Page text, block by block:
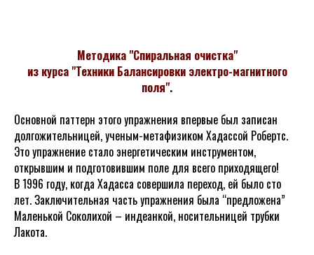
Методика "Спиральная очистка"
из курса "Техники Балансировки электро-магнитного
поля".
Основной паттерн этого упражнения впервые был записан
долгожительницей, ученым-метафизиком Хадассой Робертс.
Это упражнение стало энергетическим инструментом,
открывшим и подготовившим поле для всего приходящего!
В 1996 году, когда Хадасса совершила переход, ей было сто
лет. Заключительная часть упражнения была “предложена”
Маленькой Соколихой – индеанкой, носительницей трубки
Лакота.